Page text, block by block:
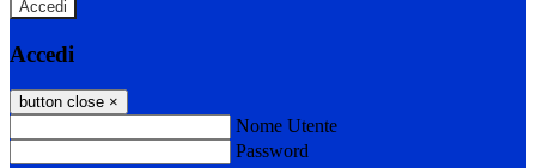
Accedi
Accedi
button close ×
Nome Utente
Password